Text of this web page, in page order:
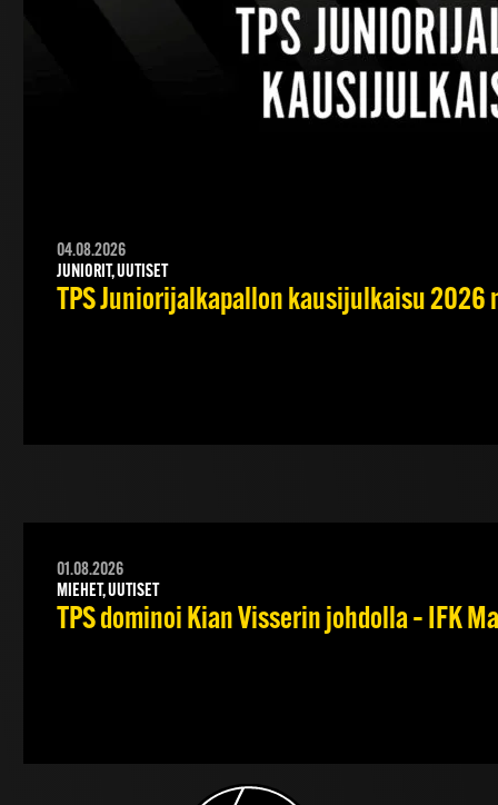
04.08.2026
JUNIORIT, UUTISET
TPS Juniorijalkapallon kausijulkaisu 2026
01.08.2026
MIEHET, UUTISET
TPS dominoi Kian Visserin johdolla – IFK